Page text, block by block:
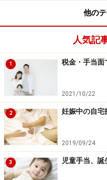
*1：継続管理勘定とは
だけの勘定のこと
2024年以降ジュニアNISAは
つまり2023年中にジュニ
に投資しておけば、18歳
られる上に、これまでデ
で原則払い出せない」旨
中学校の入学時、卒業時
グに合わせて払い出すこ
他の
人気記
1 税金・手当面
2021/10/22
2 妊娠中の自宅
2019/09/24
3 児童手当、誕